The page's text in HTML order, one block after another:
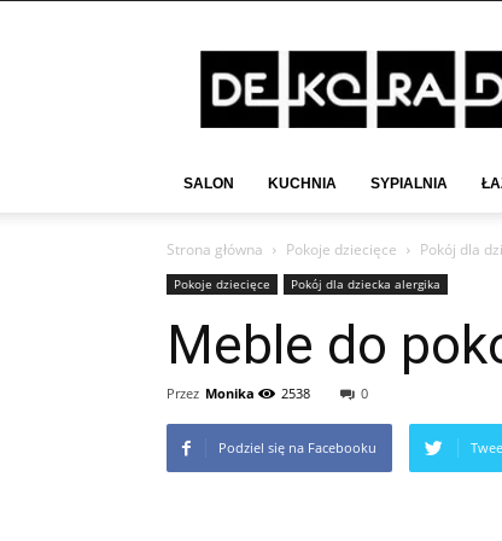
Deko-
Rady.pl
SALON KUCHNIA SYPIALNIA
Strona główna Pokoje dziecięce Pokój dla
Pokoje dziecięce Pokój dla dziecka alergika
Meble do
Przez Monika 2538 0
Podziel się na Facebooku